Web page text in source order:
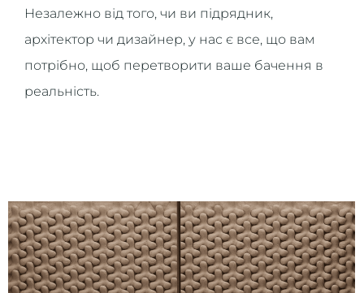
Незалежно від того, чи ви підрядник,
архітектор чи дизайнер, у нас є все, що вам
потрібно, щоб перетворити ваше бачення в
реальність.